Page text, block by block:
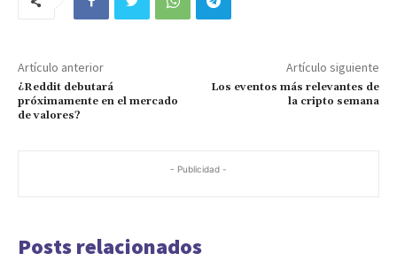
Artículo anterior
¿Reddit debutará
próximamente en el mercado
de valores?
Artículo siguiente
Los eventos más relevantes de
la cripto semana
- Publicidad -
Posts relacionados